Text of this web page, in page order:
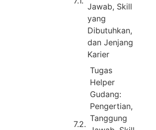
Jawab, Skill
yang
Dibutuhkan,
dan Jenjang
Karier
Tugas
Helper
Gudang:
Pengertian,
Tanggung